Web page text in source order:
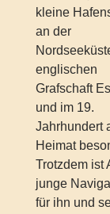
kleine
an der
englischen
Grafschaft
und im 19.
Jahrhundert
Heimat
Trotzdem ist
junge
für ihn und